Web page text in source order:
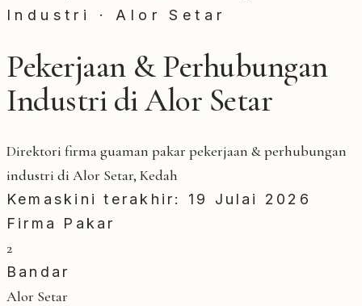
Industri · Alor Setar
Pekerjaan & Perhubungan
Industri di Alor Setar
Direktori firma guaman pakar pekerjaan & perhubungan
industri di Alor Setar, Kedah
Kemaskini terakhir: 19 Julai 2026
Firma Pakar
2
Bandar
Alor Setar